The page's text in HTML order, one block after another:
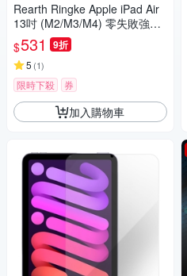
Rearth Ringke Apple iPad Air
13吋 (M2/M3/M4) 零失敗強化
玻璃保護貼
$531 9折
5 (1)
限時下殺 券
加入購物車